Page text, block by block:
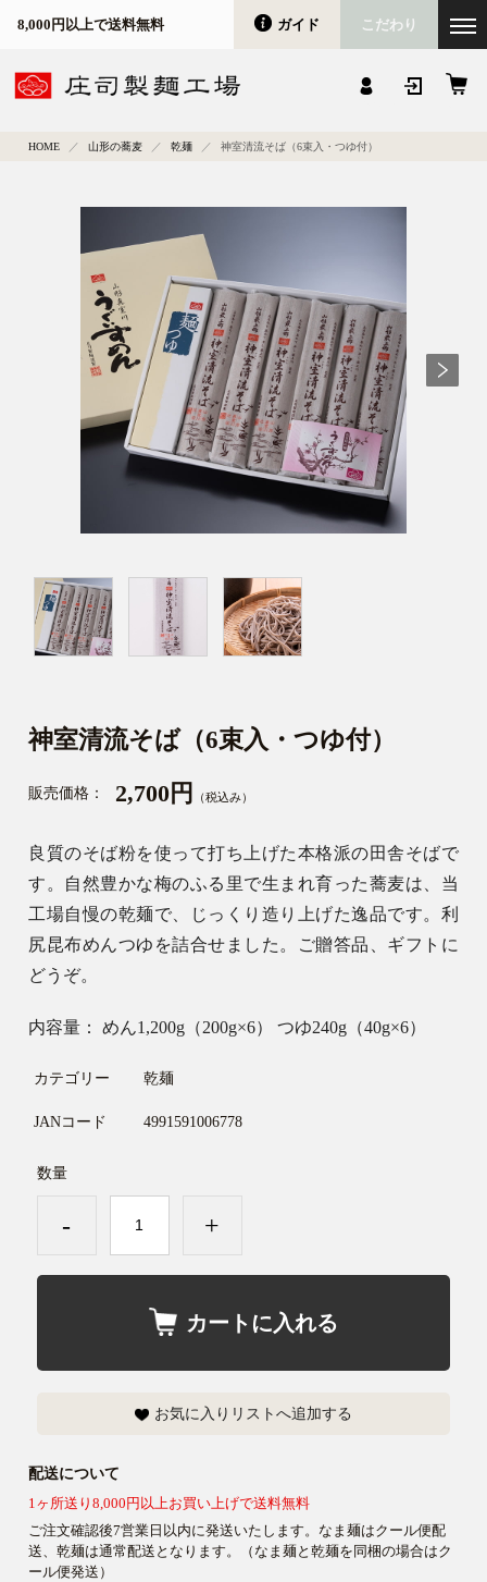
8,000円以上で送料無料 ガイド こだわり
HOME 山形の蕎麦 乾麺 神室清流そば（6束入・つゆ付）
神室清流そば（6束入・つゆ付）
販売価格： 2,700円 （税込み）
良質のそば粉を使って打ち上げた本格派の田舎そばで
す。自然豊かな梅のふる里で生まれ育った蕎麦は、当
工場自慢の乾麺で、じっくり造り上げた逸品です。利
尻昆布めんつゆを詰合せました。ご贈答品、ギフトに
どうぞ。
内容量： めん1,200g（200g×6） つゆ240g（40g×6）
カテゴリー 乾麺
JANコード 4991591006778
数量
- +
カートに入れる
お気に入りリストへ追加する
配送について
1ヶ所送り8,000円以上お買い上げで送料無料
ご注文確認後7営業日以内に発送いたします。なま麺はクール便配
送、乾麺は通常配送となります。（なま麺と乾麺を同梱の場合はク
ール便発送）